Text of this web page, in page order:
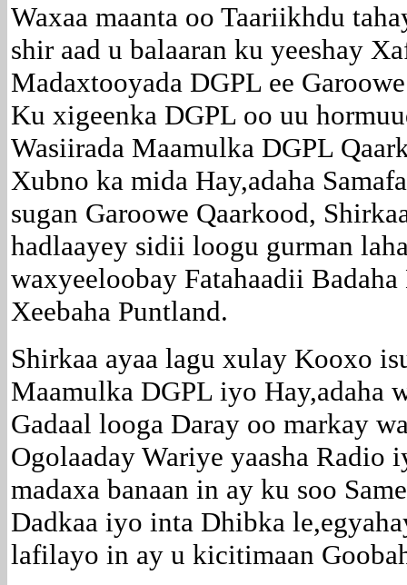
Waxaa maanta oo Taariikhdu
shir aad u balaaran ku yeeshay
Madaxtooyada DGPL ee
Ku xigeenka DGPL oo uu
Wasiirada Maamulka DGPL
Xubno ka mida Hay,adaha
sugan Garoowe Qaarkood,
hadlaayey sidii loogu gurman
waxyeeloobay Fatahaadii
Xeebaha Puntland.
Shirkaa ayaa lagu xulay Kooxo
Maamulka DGPL iyo Hay,adaha
Gadaal looga Daray oo markay
Ogolaaday Wariye yaasha Radio
madaxa banaan in ay ku soo
Dadkaa iyo inta Dhibka
lafilayo in ay u kicitimaan